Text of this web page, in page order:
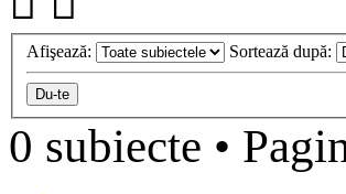
Afişează: Sortează după:
0 subiecte •